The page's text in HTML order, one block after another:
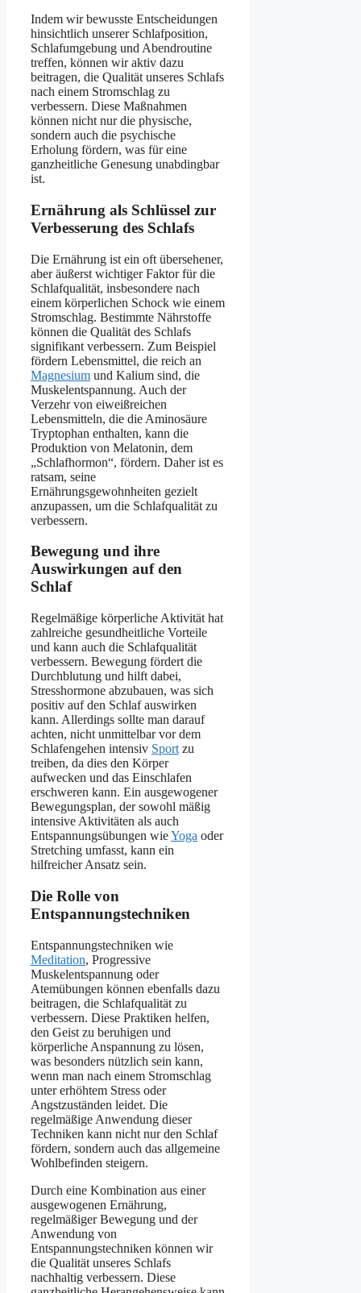
Indem wir bewusste Entscheidungen
hinsichtlich unserer Schlafposition,
Schlafumgebung und Abendroutine
treffen, können wir aktiv dazu
beitragen, die Qualität unseres Schlafs
nach einem Stromschlag zu
verbessern. Diese Maßnahmen
können nicht nur die physische,
sondern auch die psychische
Erholung fördern, was für eine
ganzheitliche Genesung unabdingbar
ist.
Ernährung als Schlüssel zur
Verbesserung des Schlafs
Die Ernährung ist ein oft übersehener,
aber äußerst wichtiger Faktor für die
Schlafqualität, insbesondere nach
einem körperlichen Schock wie einem
Stromschlag. Bestimmte Nährstoffe
können die Qualität des Schlafs
signifikant verbessern. Zum Beispiel
fördern Lebensmittel, die reich an
Magnesium und Kalium sind, die
Muskelentspannung. Auch der
Verzehr von eiweißreichen
Lebensmitteln, die die Aminosäure
Tryptophan enthalten, kann die
Produktion von Melatonin, dem
„Schlafhormon“, fördern. Daher ist es
ratsam, seine
Ernährungsgewohnheiten gezielt
anzupassen, um die Schlafqualität zu
verbessern.
Bewegung und ihre
Auswirkungen auf den
Schlaf
Regelmäßige körperliche Aktivität hat
zahlreiche gesundheitliche Vorteile
und kann auch die Schlafqualität
verbessern. Bewegung fördert die
Durchblutung und hilft dabei,
Stresshormone abzubauen, was sich
positiv auf den Schlaf auswirken
kann. Allerdings sollte man darauf
achten, nicht unmittelbar vor dem
Schlafengehen intensiv Sport zu
treiben, da dies den Körper
aufwecken und das Einschlafen
erschweren kann. Ein ausgewogener
Bewegungsplan, der sowohl mäßig
intensive Aktivitäten als auch
Entspannungsübungen wieYoga oder
Stretching umfasst, kann ein
hilfreicher Ansatz sein.
Die Rolle von
Entspannungstechniken
Entspannungstechniken wie
Meditation, Progressive
Muskelentspannung oder
Atemübungen können ebenfalls dazu
beitragen, die Schlafqualität zu
verbessern. Diese Praktiken helfen,
den Geist zu beruhigen und
körperliche Anspannung zu lösen,
was besonders nützlich sein kann,
wenn man nach einem Stromschlag
unter erhöhtem Stress oder
Angstzuständen leidet. Die
regelmäßige Anwendung dieser
Techniken kann nicht nur den Schlaf
fördern, sondern auch das allgemeine
Wohlbefinden steigern.
Durch eine Kombination aus einer
ausgewogenen Ernährung,
regelmäßiger Bewegung und der
Anwendung von
Entspannungstechniken können wir
die Qualität unseres Schlafs
nachhaltig verbessern. Diese